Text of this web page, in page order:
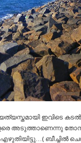
ഇവിടെ
അടുത്താണെന്നു
ബീച്ചിൽ